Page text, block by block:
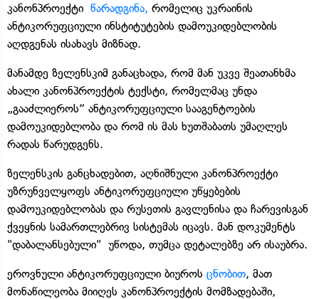
კანონპროექტი წარადგინა, რომელიც უკრაინის
ანტიკორუფციული ინსტიტუტების დამოუკიდებლობის
აღდგენას ისახავს მიზნად.
მანამდე ზელენსკიმ განაცხადა, რომ მან უკვე შეათანხმა
ახალი კანონპროექტის ტექსტი, რომელმაც უნდა
„გააძლიეროს“ ანტიკორუფციული სააგენტოების
დამოუკიდებლობა და რომ ის მას ხუთშაბათს უმაღლეს
რადას წარუდგენს.
ზელენსკის განცხადებით, აღნიშნული კანონპროექტი
უზრუნველყოფს ანტიკორუფციული უწყებების
დამოუკიდებლობას და რუსეთის გავლენისა და ჩარევისგან
ქვეყნის სამართლებრივ სისტემას იცავს. მან დოკუმენტს
"დაბალანსებული" უწოდა, თუმცა დეტალებზე არ ისაუბრა.
ეროვნული ანტიკორუფციული ბიუროს ცნობით, მათ
მონაწილეობა მიიღეს კანონპროექტის მომზადებაში,